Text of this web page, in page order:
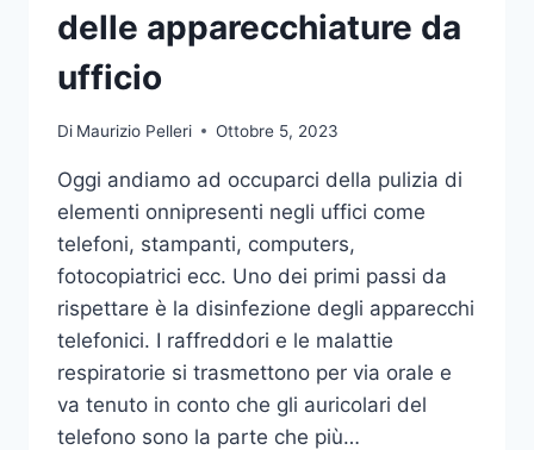
delle apparecchiature da
ufficio
Di Maurizio Pelleri Ottobre 5, 2023
Oggi andiamo ad occuparci della pulizia di
elementi onnipresenti negli uffici come
telefoni, stampanti, computers,
fotocopiatrici ecc. Uno dei primi passi da
rispettare è la disinfezione degli apparecchi
telefonici. I raffreddori e le malattie
respiratorie si trasmettono per via orale e
va tenuto in conto che gli auricolari del
telefono sono la parte che più…